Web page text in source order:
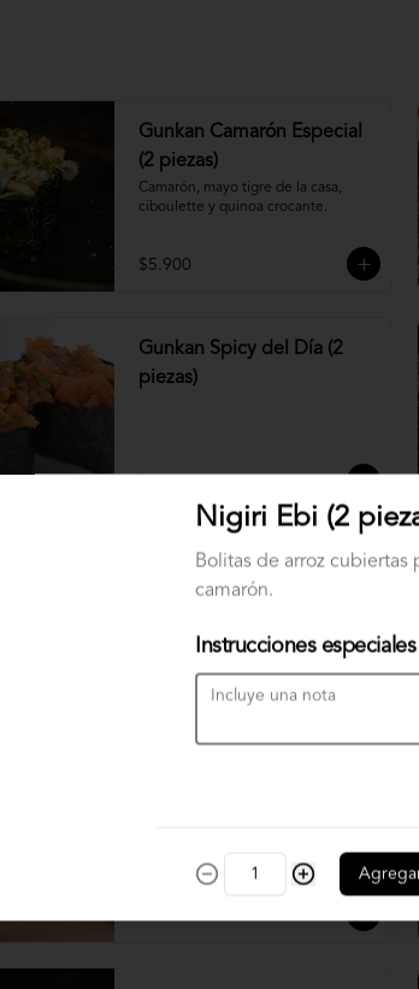
Gunkan Camarón Especial
(2 piezas)
Camarón, mayo tigre de la casa,
ciboulette y quinoa crocante.
$5.900
Gunkan Spicy del Día (2
piezas)
Nigiri Atún (2 piezas)
Bolitas de arroz cubiertas por atún.
Nigiri Ebi (2
Bolitas de arroz cubiertas
camarón.
Instrucciones especiales